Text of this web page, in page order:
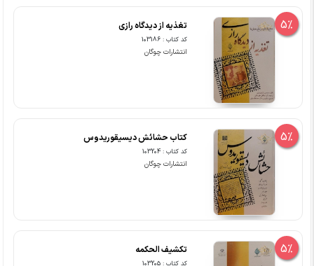
5% تغذیه از دیدگاه رازی
کد کتاب : 103186
انتشارات چوگان
5% کتاب حشائش دیسیقوریدوس
کد کتاب : 103204
انتشارات چوگان
5% تکشیف الحکمه
کد کتاب : 103205